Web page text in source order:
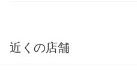
近くの店舗